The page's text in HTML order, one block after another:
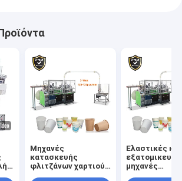
Μηχανές
κατασκευής
φλιτζάνων χαρτιού
Ελαστικές και
μηχανές